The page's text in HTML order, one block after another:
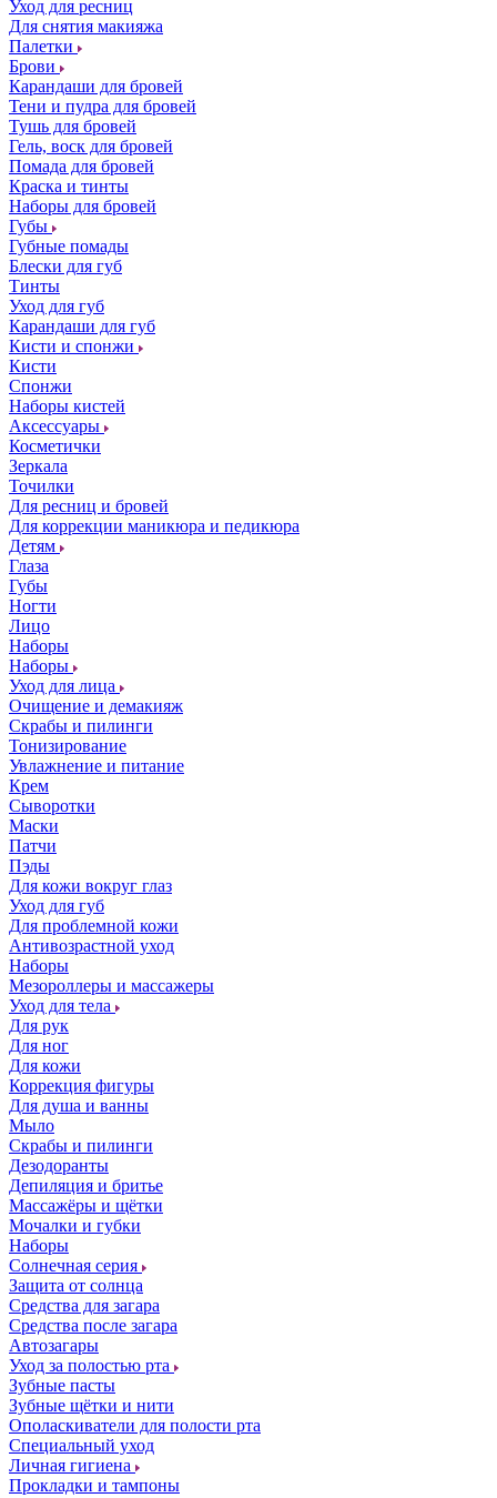
Уход для ресниц
Для снятия макияжа
Палетки
Брови
Карандаши для бровей
Тени и пудра для бровей
Тушь для бровей
Гель, воск для бровей
Помада для бровей
Краска и тинты
Наборы для бровей
Губы
Губные помады
Блески для губ
Тинты
Уход для губ
Карандаши для губ
Кисти и спонжи
Кисти
Спонжи
Наборы кистей
Аксессуары
Косметички
Зеркала
Точилки
Для ресниц и бровей
Для коррекции маникюра и педикюра
Детям
Глаза
Губы
Ногти
Лицо
Наборы
Наборы
Уход для лица
Очищение и демакияж
Скрабы и пилинги
Тонизирование
Увлажнение и питание
Крем
Сыворотки
Маски
Патчи
Пэды
Для кожи вокруг глаз
Уход для губ
Для проблемной кожи
Антивозрастной уход
Наборы
Мезороллеры и массажеры
Уход для тела
Для рук
Для ног
Для кожи
Коррекция фигуры
Для душа и ванны
Мыло
Скрабы и пилинги
Дезодоранты
Депиляция и бритье
Массажёры и щётки
Мочалки и губки
Наборы
Солнечная серия
Защита от солнца
Средства для загара
Средства после загара
Автозагары
Уход за полостью рта
Зубные пасты
Зубные щётки и нити
Ополаскиватели для полости рта
Специальный уход
Личная гигиена
Прокладки и тампоны